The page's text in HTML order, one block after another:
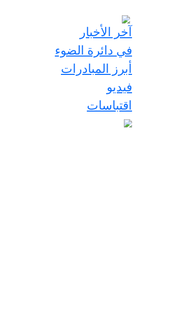
آخر الأخبار
في دائرة الضوء
أبرز المبادرات
فيديو
اقتباسات